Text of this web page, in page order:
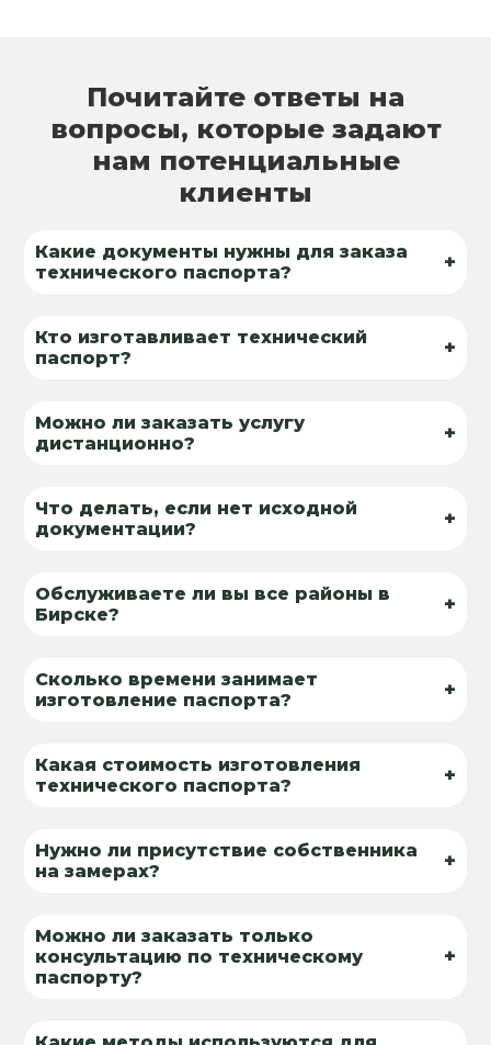
Почитайте ответы на
вопросы, которые задают
нам потенциальные
клиенты
Какие документы нужны для заказа
технического паспорта?
+
Кто изготавливает технический
паспорт?
+
Можно ли заказать услугу
дистанционно?
+
Что делать, если нет исходной
документации?
+
Обслуживаете ли вы все районы в
Бирске?
+
Сколько времени занимает
изготовление паспорта?
+
Какая стоимость изготовления
технического паспорта?
+
Нужно ли присутствие собственника
на замерах?
+
Можно ли заказать только
консультацию по техническому
паспорту?
+